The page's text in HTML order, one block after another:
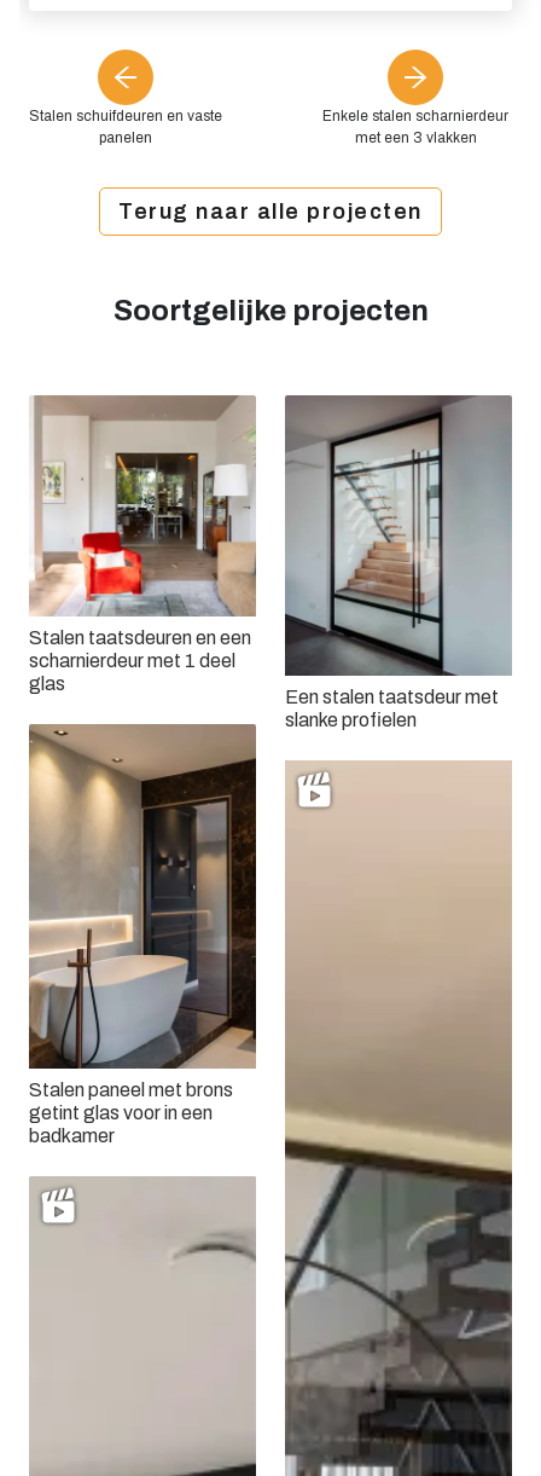
Stalen schuifdeuren en vaste
panelen
Enkele stalen scharnierdeur
met een 3 vlakken
Terug naar alle projecten
Soortgelijke projecten
Stalen taatsdeuren en een
scharnierdeur met 1 deel
glas
Stalen paneel met brons
getint glas voor in een
badkamer
Een stalen taatsdeur met
slanke profielen